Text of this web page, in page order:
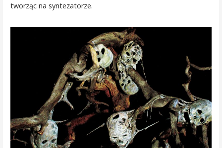
tworząc na syntezatorze.